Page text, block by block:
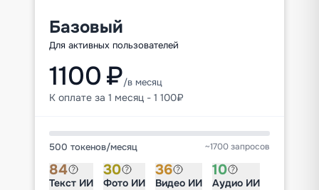
Базовый
Для активных пользователей
1100 ₽/в месяц
К оплате за 1 месяц - 1 100₽
500 токенов/месяц ~1700 запросов
84
Текст ИИ
30
Фото ИИ
36
Видео ИИ
10
Аудио ИИ